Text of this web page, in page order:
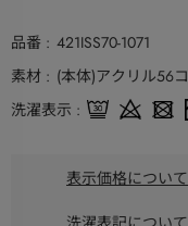
品番
421ISS70-1071
素材
(本体)アクリル56
洗濯表示
表示価格について